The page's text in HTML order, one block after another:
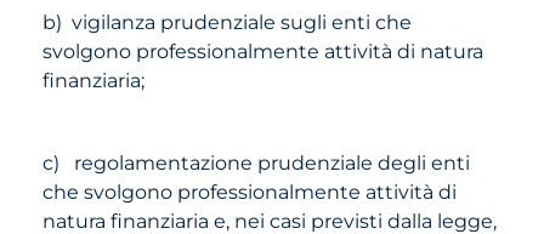
b) vigilanza prudenziale sugli enti che
svolgono professionalmente attività di natura
finanziaria;
c) regolamentazione prudenziale degli enti
che svolgono professionalmente attività di
natura finanziaria e, nei casi previsti dalla legge,